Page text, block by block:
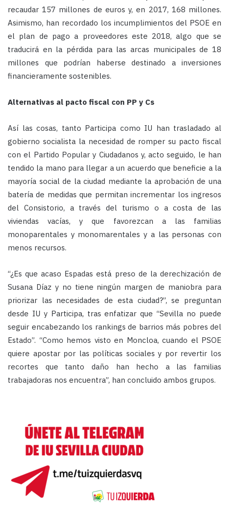
recaudar 157 millones de euros y, en 2017, 168 millones.
Asimismo, han recordado los incumplimientos del PSOE en
el plan de pago a proveedores este 2018, algo que se
traducirá en la pérdida para las arcas municipales de 18
millones que podrían haberse destinado a inversiones
financieramente sostenibles.
Alternativas al pacto fiscal con PP y Cs
Así las cosas, tanto Participa como IU han trasladado al
gobierno socialista la necesidad de romper su pacto fiscal
con el Partido Popular y Ciudadanos y, acto seguido, le han
tendido la mano para llegar a un acuerdo que beneficie a la
mayoría social de la ciudad mediante la aprobación de una
batería de medidas que permitan incrementar los ingresos
del Consistorio, a través del turismo o a costa de las
viviendas vacías, y que favorezcan a las familias
monoparentales y monomarentales y a las personas con
menos recursos.
“¿Es que acaso Espadas está preso de la derechización de
Susana Díaz y no tiene ningún margen de maniobra para
priorizar las necesidades de esta ciudad?”, se preguntan
desde IU y Participa, tras enfatizar que “Sevilla no puede
seguir encabezando los rankings de barrios más pobres del
Estado”. “Como hemos visto en Moncloa, cuando el PSOE
quiere apostar por las políticas sociales y por revertir los
recortes que tanto daño han hecho a las familias
trabajadoras nos encuentra”, han concluido ambos grupos.